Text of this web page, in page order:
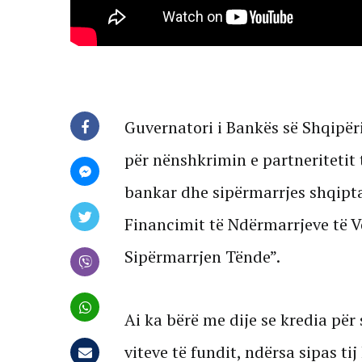
Guvernatori i Bankës së
për nënshkrimin e
bankar dhe sipërmarrjes
Financimit të Ndërmarrjeve të
Sipërmarrjen Tënde”.
Ai ka bërë me dije se kredia
viteve të fundit, ndërsa sipas